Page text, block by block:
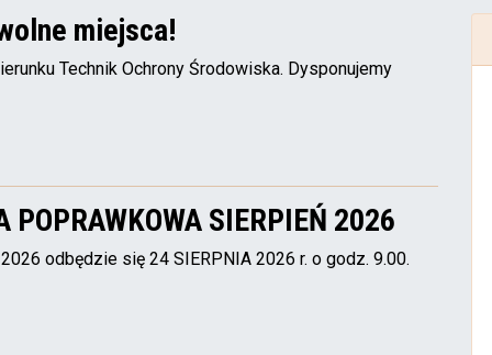
miejsca!
Technik Ochrony Środowiska. Dysponujemy
SIERPIEŃ 2026
odbędzie się 24 SIERPNIA 2026 r. o godz. 9.00.